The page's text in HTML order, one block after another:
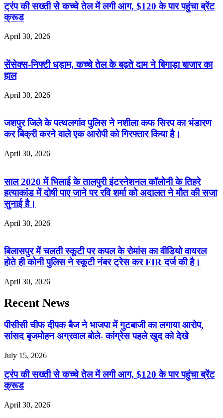
ट्रंप की सख्ती से कच्चे तेल में लगी आग, $120 के पार पहुंचा ब्रेंट
क्रूड
April 30, 2026
सेंसेक्स-निफ्टी धड़ाम, कच्चे तेल के बढ़ते दाम ने बिगाड़ा बाजार का
हाल
April 30, 2026
जशपुर जिले के पत्थलगांव पुलिस ने नशीला कफ सिरप का भंडारण
कर बिक्री करने वाले एक आरोपी को गिरफ्तार किया है।
April 30, 2026
साल 2020 में भिलाई के तालपुरी इंटरनेशनल कॉलोनी के तिहरे
हत्याकांड में दोषी पाए जाने पर रवि शर्मा को अदालत ने मौत की सजा
सुनाई है।
April 30, 2026
बिलासपुर में चलती स्कूटी पर कपल के रोमांस का वीडियो वायरल
होते ही कोनी पुलिस ने स्कूटी नंबर ट्रेस कर FIR दर्ज की है।
April 30, 2026
Recent News
पीसीसी चीफ दीपक बैज ने भाजपा में गुटबाजी का लगाया आरोप,
सांसद बृजमोहन अग्रवाल बोले- कांग्रेस पहले खुद को देखे
July 15, 2026
ट्रंप की सख्ती से कच्चे तेल में लगी आग, $120 के पार पहुंचा ब्रेंट
क्रूड
April 30, 2026